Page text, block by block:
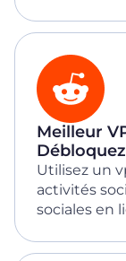
Meilleur
Utilisez un
activités
sociales en